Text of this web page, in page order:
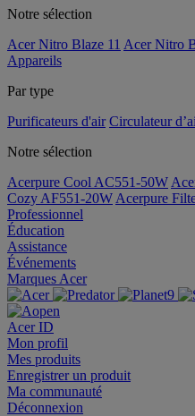
Notre sélection
Acer Nitro Blaze 11 Acer Nitro
Appareils
Par type
Purificateurs d'air Circulateur
Notre sélection
Acerpure Cool AC551-50W
Cozy AF551-20W Acerpure
Professionnel
Éducation
Assistance
Événements
Marques Acer
Acer ID
Mon profil
Mes produits
Enregistrer un produit
Ma communauté
Déconnexion